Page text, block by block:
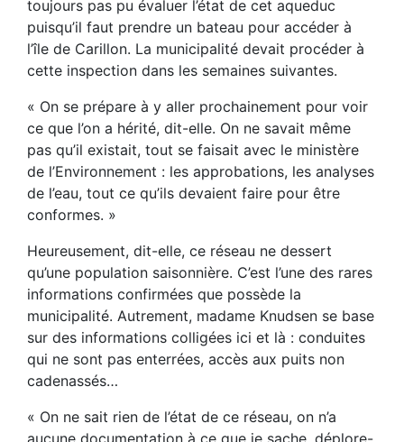
toujours pas pu évaluer l’état de cet aqueduc
puisqu’il faut prendre un bateau pour accéder à
l’île de Carillon. La municipalité devait procéder à
cette inspection dans les semaines suivantes.
« On se prépare à y aller prochainement pour voir
ce que l’on a hérité, dit-elle. On ne savait même
pas qu’il existait, tout se faisait avec le ministère
de l’Environnement : les approbations, les analyses
de l’eau, tout ce qu’ils devaient faire pour être
conformes. »
Heureusement, dit-elle, ce réseau ne dessert
qu’une population saisonnière. C’est l’une des rares
informations confirmées que possède la
municipalité. Autrement, madame Knudsen se base
sur des informations colligées ici et là : conduites
qui ne sont pas enterrées, accès aux puits non
cadenassés…
« On ne sait rien de l’état de ce réseau, on n’a